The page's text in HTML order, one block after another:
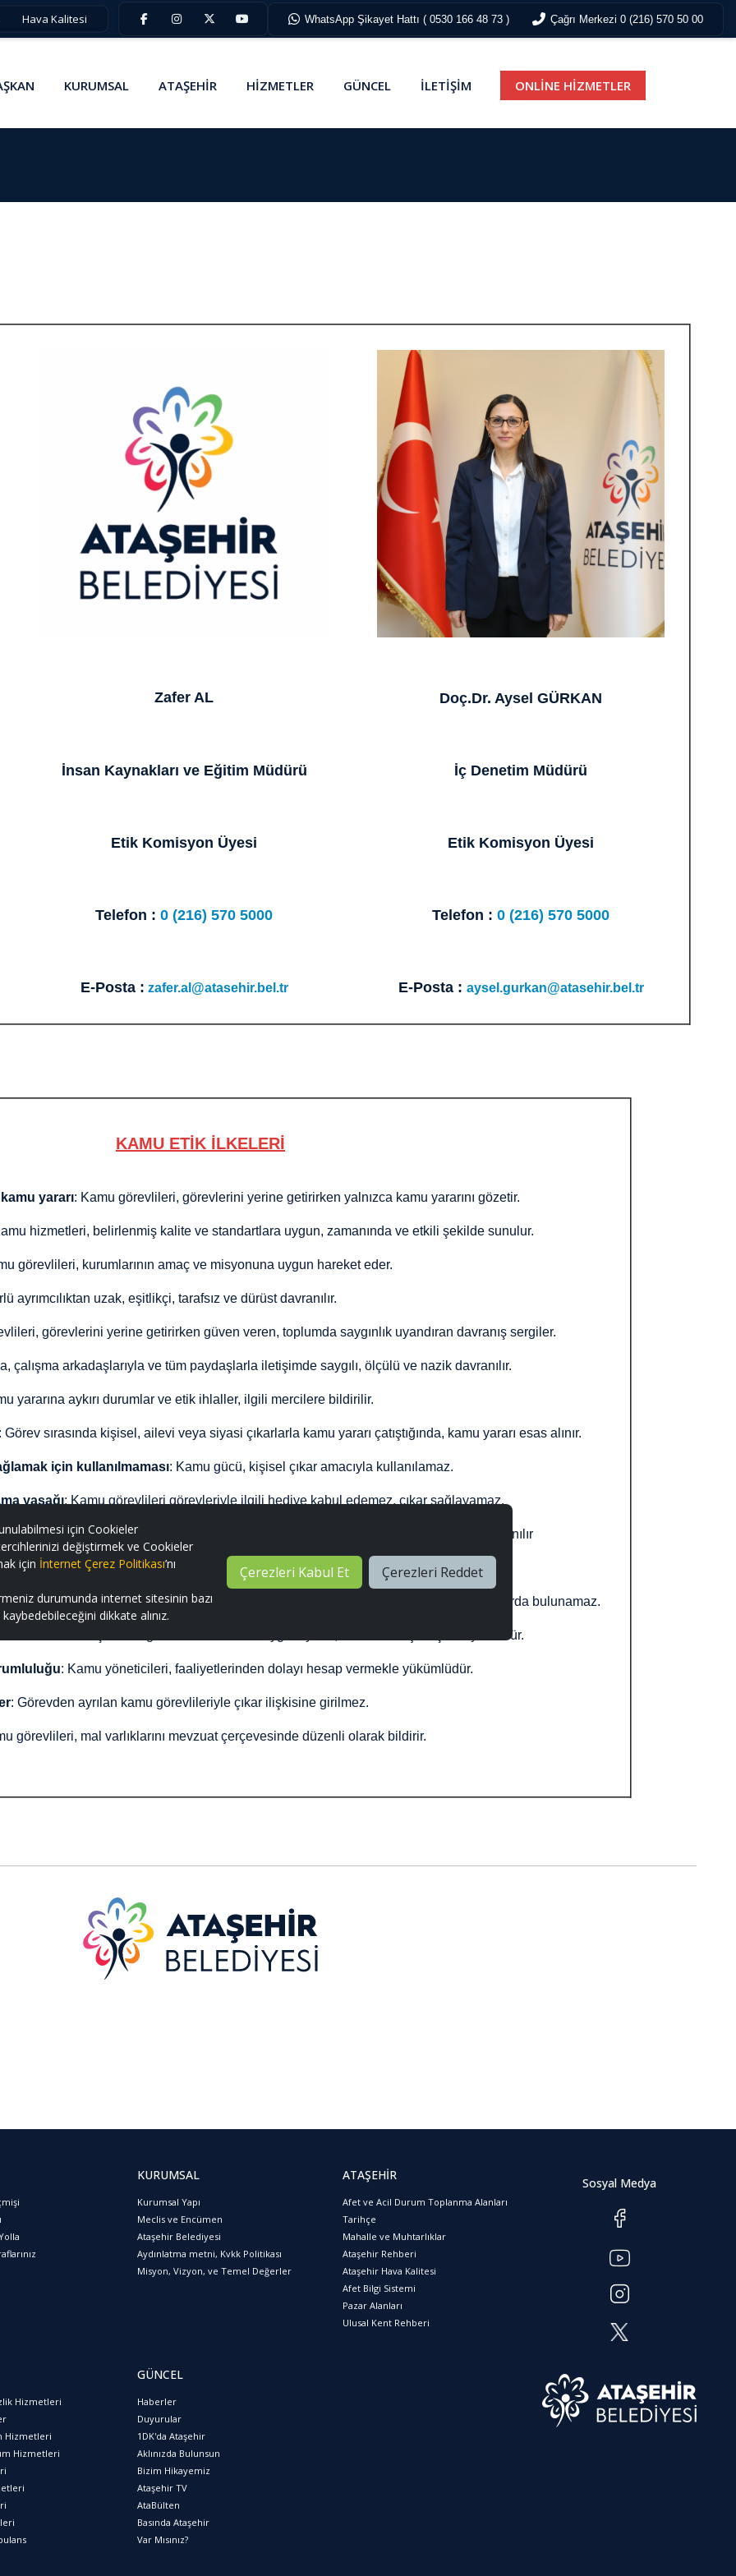
Hava Kalitesi WhatsApp Şikayet Hattı ( 0530 166 48 73 ) Çağrı Merkezi 0 (216) 570 50 00
KURUMSAL ATAŞEHİR HİZMETLER GÜNCEL İLETİŞİM ONLİNE HİZMETLER
Zafer AL Doç.Dr. Aysel GÜRKAN
İnsan Kaynakları ve Eğitim Müdürü İç Denetim Müdürü
Etik Komisyon Üyesi Etik Komisyon Üyesi
Telefon : 0 (216) 570 5000 Telefon : 0 (216) 570 5000
E-Posta : zafer.al@atasehir.bel.tr E-Posta : aysel.gurkan@atasehir.bel.tr
KAMU ETİK İLKELERİ
yararı: Kamu görevlileri, görevlerini yerine getirirken yalnızca kamu yararını gözetir.
hizmetleri, belirlenmiş kalite ve standartlara uygun, zamanında ve etkili şekilde sunulur.
görevlileri, kurumlarının amaç ve misyonuna uygun hareket eder.
ayrımcılıktan uzak, eşitlikçi, tarafsız ve dürüst davranılır.
görevlerini yerine getirirken güven veren, toplumda saygınlık uyandıran davranış sergiler.
çalışma arkadaşlarıyla ve tüm paydaşlarla iletişimde saygılı, ölçülü ve nazik davranılır.
yararına aykırı durumlar ve etik ihlaller, ilgili mercilere bildirilir.
: Görev sırasında kişisel, ailevi veya siyasi çıkarlarla kamu yararı çatıştığında, kamu yararı esas alınır.
için kullanılmaması: Kamu gücü, kişisel çıkar amacıyla kullanılamaz.
yasağı: Kamu görevlileri görevleriyle ilgili hediye kabul edemez, çıkar sağlayamaz.
: Kamu malları ve kaynakları yalnızca hizmet amaçlı, verimli ve tasarruflu kullanılır
gereksiz harcamalardan kaçınılır.
dışı beyan:Kamu görevlileri, kurumlarını bağlayıcı nitelikte ve gerçeğe aykırı beyanlarda bulunamaz.
: Vatandaşların bilgi edinme hakkına saygı duyulur; hizmet süreçleri şeffaf yürütülür.
: Kamu yöneticileri, faaliyetlerinden dolayı hesap vermekle yükümlüdür.
: Görevden ayrılan kamu görevlileriyle çıkar ilişkisine girilmez.
görevlileri, mal varlıklarını mevzuat çerçevesinde düzenli olarak bildirir.
için Cookieler
değiştirmek ve Cookieler
için İnternet Çerez Politikası’nı
durumunda internet sitesinin bazı
dikkate alınız.
Çerezleri Kabul Et Çerezleri Reddet
KURUMSAL
Kurumsal Yapı
Meclis ve Encümen
Ataşehir Belediyesi
Aydınlatma metni, Kvkk Politikası
Misyon, Vizyon, ve Temel Değerler
ATAŞEHİR
Afet ve Acil Durum Toplanma Alanları
Tarihçe
Mahalle ve Muhtarlıklar
Ataşehir Rehberi
Ataşehir Hava Kalitesi
Afet Bilgi Sistemi
Pazar Alanları
Ulusal Kent Rehberi
Hizmetleri
Hizmetleri
Hizmetleri
GÜNCEL
Haberler
Duyurular
1DK'da Ataşehir
Aklınızda Bulunsun
Bizim Hikayemiz
Ataşehir TV
AtaBülten
Basında Ataşehir
Var Mısınız?
Sosyal Medya